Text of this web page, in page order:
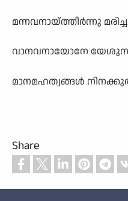
മന്നവനായ്ത്തീർന്നു
വാനവനായോനേ
മാനമഹത്വങ്ങൾ
Share